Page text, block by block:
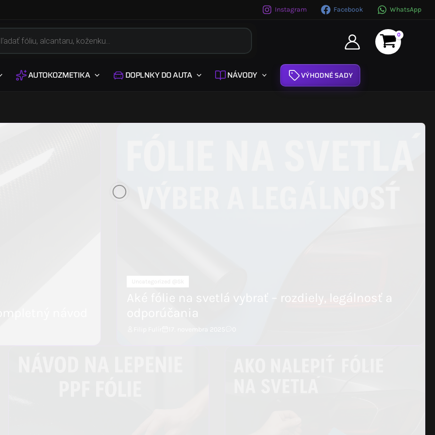
Instagram Facebook WhatsApp
AUTOKOZMETIKA DOPLNKY DO AUTA NÁVODY VÝHODNÉ SADY
návod
Aké fólie na svetlá vybrať – rozdiely, legálnosť a
odporúčania
17. novembra 2025